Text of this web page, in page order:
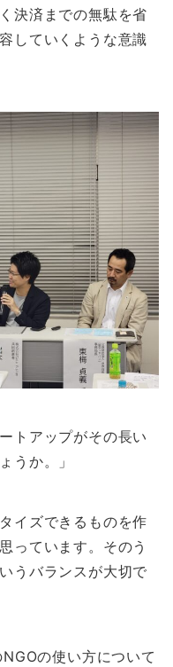
決済までの無駄を省
していくような意識
トアップがその長い
うか。」
イズできるものを作
っています。そのう
うバランスが大切で
の使い方について